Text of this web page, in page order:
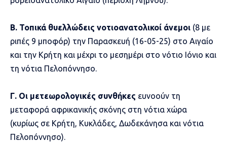
Β. Τοπικά θυελλώδεις νοτιοανατολικοί άνεμοι (8 με
ριπές 9 μποφόρ) την Παρασκευή (16-05-25) στο Αιγαίο
και την Κρήτη και μέχρι το μεσημέρι στο νότιο Ιόνιο και
τη νότια Πελοπόννησο.
Γ. Οι μετεωρολογικές συνθήκες ευνοούν τη
μεταφορά αφρικανικής σκόνης στη νότια χώρα
(κυρίως σε Κρήτη, Κυκλάδες, Δωδεκάνησα και νότια
Πελοπόννησο).